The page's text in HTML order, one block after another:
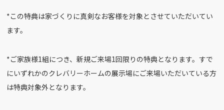
*この特典は家づくりに真剣なお客様を対象とさせていただいてい
ます。
*ご家族様1組につき、新規ご来場1回限りの特典となります。すで
にいずれかのクレバリーホームの展示場にご来場いただいている方
は特典対象外となります。